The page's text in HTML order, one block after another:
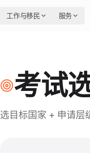
工作与移民 服务
考试
选目标国家 + 申请层